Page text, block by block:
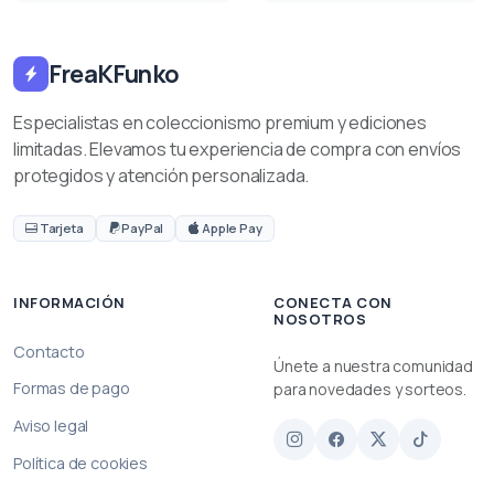
FreaKFunko
Especialistas en coleccionismo premium y ediciones
limitadas. Elevamos tu experiencia de compra con envíos
protegidos y atención personalizada.
Tarjeta PayPal Apple Pay
INFORMACIÓN
Contacto
Formas de pago
Aviso legal
Política de cookies
CONECTA CON
NOSOTROS
Únete a nuestra comunidad
para novedades y sorteos.